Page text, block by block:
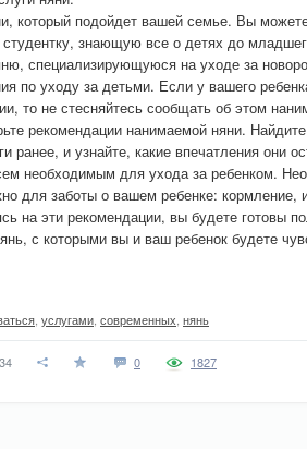
который подойдет вашей семье. Вы
знающую все о детях до
специализирующуюся на уходе за
по уходу за детьми. Если у вашего
то не стесняйтесь сообщать об этом
рекомендации нанимаемой няни.
ранее, и узнайте, какие впечатления они
необходимым для ухода за ребенком.
для заботы о вашем ребенке: кормление,
на эти рекомендации, вы будете готовы
с которыми вы и ваш ребенок будете
услугами современных нянь
0 1827